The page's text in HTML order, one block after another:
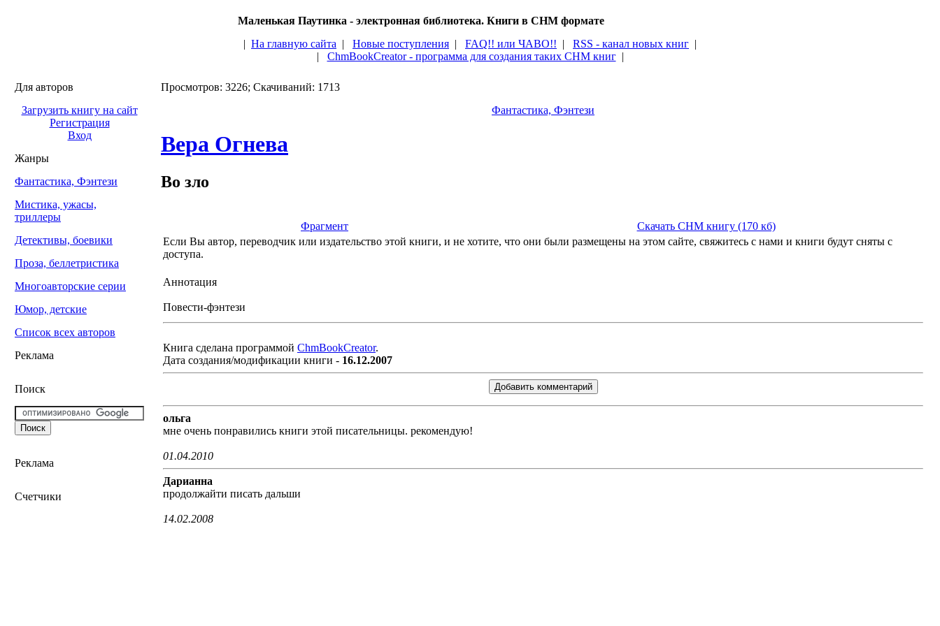
Маленькая Паутинка - электронная библиотека. Книги в CHM формате
| На главную сайта | Новые поступления | FAQ!! или ЧАВО!! | RSS - канал новых книг |
| ChmBookCreator - программа для создания таких CHM книг|
Для авторов
Загрузить книгу на сайт
Регистрация
Вход
Жанры
Фантастика, Фэнтези
Мистика, ужасы,
триллеры
Детективы, боевики
Проза, беллетристика
Многоавторские серии
Юмор, детские
Список всех авторов
Реклама
Поиск
Реклама
Счетчики
Просмотров: 3226; Скачиваний: 1713
Фантастика, Фэнтези
Вера Огнева
Во зло
Фрагмент
Скачать CHM книгу (170 кб)
Если Вы автор, переводчик или издательство этой книги, и не хотите, что они были размещены на этом сайте, свяжитесь с нами и книги будут сняты с
доступа.
Аннотация
Повести-фэнтези
Книга сделана программой ChmBookCreator.
Дата создания/модификации книги - 16.12.2007
ольга
мне очень понравились книги этой писательницы. рекомендую!
01.04.2010
Дарианна
продолжайти писать дальши
14.02.2008